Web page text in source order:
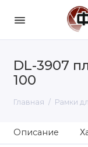
DL-3907
100
Главная Рамки
Описание